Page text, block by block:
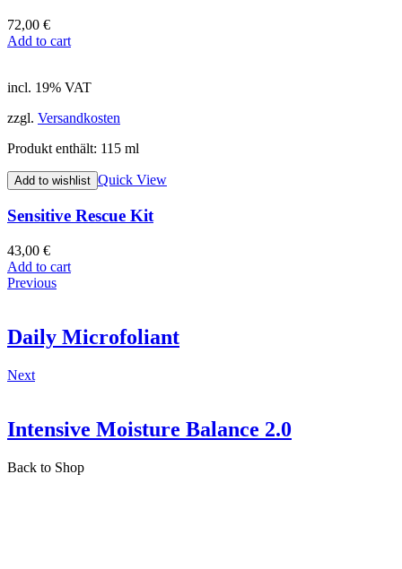
72,00 €
Add to cart
incl. 19% VAT
zzgl. Versandkosten
Produkt enthält: 115 ml
Add to wishlist Quick View
Sensitive Rescue Kit
43,00 €
Add to cart
Previous
Daily Microfoliant
Next
Intensive Moisture Balance 2.0
Back to Shop